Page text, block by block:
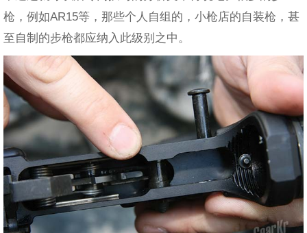
枪，例如AR15等，那些个人自组的，小枪店的自装枪，甚
至自制的步枪都应纳入此级别之中。